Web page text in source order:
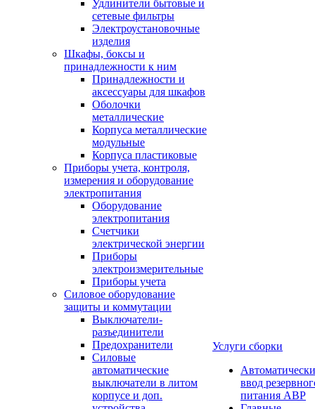
Удлинители бытовые и
сетевые фильтры
Электроустановочные
изделия
Шкафы, боксы и
принадлежности к ним
Принадлежности и
аксессуары для шкафов
Оболочки
металлические
Корпуса металлические
модульные
Корпуса пластиковые
Приборы учета, контроля,
измерения и оборудование
электропитания
Оборудование
электропитания
Счетчики
электрической энергии
Приборы
электроизмерительные
Приборы учета
Силовое оборудование
защиты и коммутации
Выключатели-
разъединители
Предохранители
Силовые
автоматические
выключатели в литом
корпусе и доп.
Услуги сборки
ввод
питания АВР